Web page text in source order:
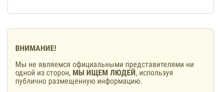
ВНИМАНИЕ!
Мы не являемся официальными представителями ни
одной из сторон, МЫ ИЩЕМ ЛЮДЕЙ, используя
публично размещенную информацию.